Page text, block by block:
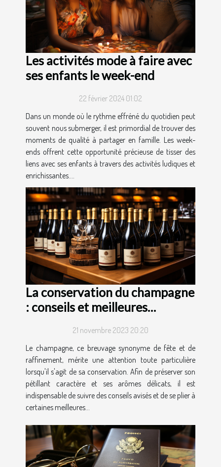
Les activités mode à faire avec
ses enfants le week-end
22 février 2024 01:02
Dans un monde où le rythme effréné du quotidien peut
souvent nous submerger, il est primordial de trouver des
moments de qualité à partager en famille. Les week-
ends offrent cette opportunité précieuse de tisser des
liens avec ses enfants à travers des activités ludiques et
enrichissantes....
La conservation du champagne
: conseils et meilleures
21 novembre 2023 20:20
Le champagne, ce breuvage synonyme de fête et de
raffinement, mérite une attention toute particulière
lorsqu'il s'agit de sa conservation. Afin de préserver son
pétillant caractère et ses arômes délicats, il est
indispensable de suivre des conseils avisés et de se plier à
certaines meilleures...